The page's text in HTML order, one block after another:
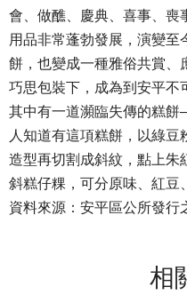
會、做醮、慶典、喜事、喪
用品非常蓬勃發展，演變
餅，也變成一種雅俗共賞、
巧思包裝下，成為到安平不
其中有一道瀕臨失傳的糕
人知道有這項糕餅，以綠
造型再切割成斜紋，點上朱
斜糕仔粿，可分原味、紅豆
資料來源：安平區公所發行
相